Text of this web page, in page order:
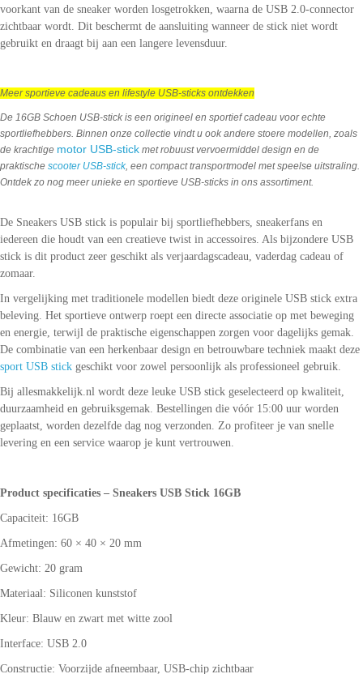
voorkant van de sneaker worden losgetrokken, waarna de USB 2.0-connector
zichtbaar wordt. Dit beschermt de aansluiting wanneer de stick niet wordt
gebruikt en draagt bij aan een langere levensduur.
Meer sportieve cadeaus en lifestyle USB-sticks ontdekken
De 16GB Schoen USB-stick is een origineel en sportief cadeau voor echte
sportliefhebbers. Binnen onze collectie vindt u ook andere stoere modellen, zoals
de krachtige motor USB-stick met robuust vervoermiddel design en de
praktische scooter USB-stick, een compact transportmodel met speelse uitstraling.
Ontdek zo nog meer unieke en sportieve USB-sticks in ons assortiment.
De Sneakers USB stick is populair bij sportliefhebbers, sneakerfans en
iedereen die houdt van een creatieve twist in accessoires. Als bijzondere USB
stick is dit product zeer geschikt als verjaardagscadeau, vaderdag cadeau of
zomaar.
In vergelijking met traditionele modellen biedt deze originele USB stick extra
beleving. Het sportieve ontwerp roept een directe associatie op met beweging
en energie, terwijl de praktische eigenschappen zorgen voor dagelijks gemak.
De combinatie van een herkenbaar design en betrouwbare techniek maakt deze
sport USB stick geschikt voor zowel persoonlijk als professioneel gebruik.
Bij allesmakkelijk.nl wordt deze leuke USB stick geselecteerd op kwaliteit,
duurzaamheid en gebruiksgemak. Bestellingen die vóór 15:00 uur worden
geplaatst, worden dezelfde dag nog verzonden. Zo profiteer je van snelle
levering en een service waarop je kunt vertrouwen.
Product specificaties – Sneakers USB Stick 16GB
Capaciteit: 16GB
Afmetingen: 60 × 40 × 20 mm
Gewicht: 20 gram
Materiaal: Siliconen kunststof
Kleur: Blauw en zwart met witte zool
Interface: USB 2.0
Constructie: Voorzijde afneembaar, USB-chip zichtbaar